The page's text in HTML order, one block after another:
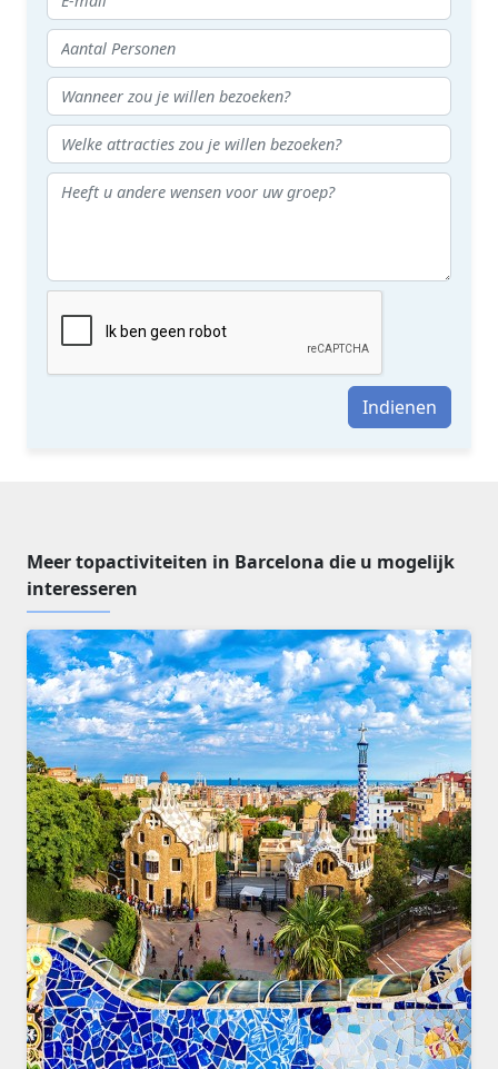
Indienen
Meer topactiviteiten in Barcelona die u mogelijk
interesseren